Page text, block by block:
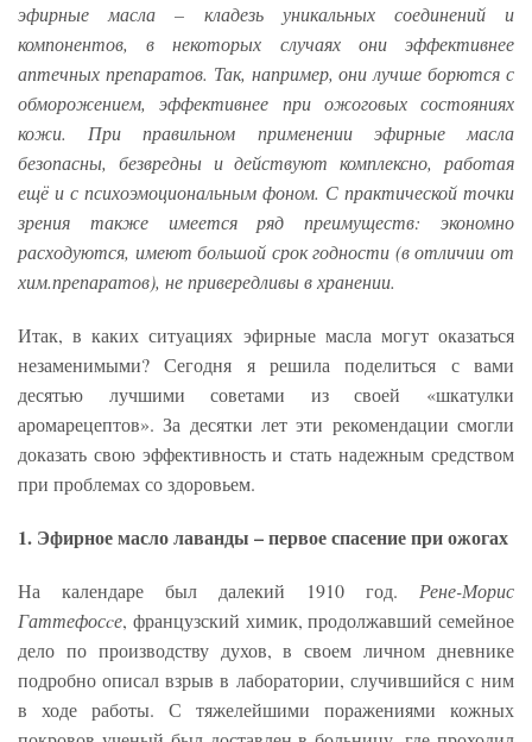
эфирные масла – кладезь уникальных соединений и
компонентов, в некоторых случаях они эффективнее
аптечных препаратов. Так, например, они лучше борются с
обморожением, эффективнее при ожоговых состояниях
кожи. При правильном применении эфирные масла
безопасны, безвредны и действуют комплексно, работая
ещё и с психоэмоциональным фоном. С практической точки
зрения также имеется ряд преимуществ: экономно
расходуются, имеют большой срок годности (в отличии от
хим.препаратов), не привередливы в хранении.
Итак, в каких ситуациях эфирные масла могут оказаться
незаменимыми? Сегодня я решила поделиться с вами
десятью лучшими советами из своей «шкатулки
аромарецептов». За десятки лет эти рекомендации смогли
доказать свою эффективность и стать надежным средством
при проблемах со здоровьем.
1. Эфирное масло лаванды – первое спасение при ожогах
На календаре был далекий 1910 год. Рене-Морис
Гаттефосcе, французский химик, продолжавший семейное
дело по производству духов, в своем личном дневнике
подробно описал взрыв в лаборатории, случившийся с ним
в ходе работы. С тяжелейшими поражениями кожных